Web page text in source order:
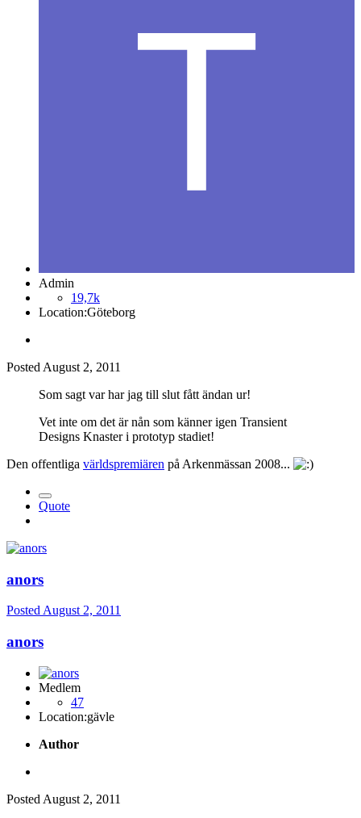
Admin
19,7k
Location:Göteborg
Posted August 2, 2011
Som sagt var har jag till slut fått ändan ur!
Vet inte om det är nån som känner igen Transient
Designs Knaster i prototyp stadiet!
Den offentliga världspremiären på Arkenmässan 2008...
Quote
anors
PostedAugust 2, 2011
anors
Medlem
47
Location:gävle
Author
Posted August 2, 2011